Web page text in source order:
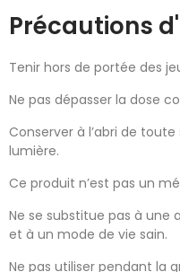
Précautions
Tenir hors de portée des
Ne pas dépasser la dose
Conserver à l’abri de
lumière.
Ce produit n’est pas un
Ne se substitue pas à une
et à un mode de vie sain.
Ne pas utiliser pendant la